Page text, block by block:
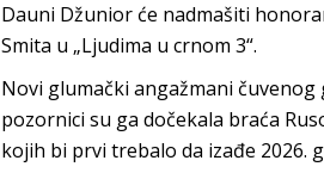
Dauni Džunior će nadmašiti
Smita u „Ljudima u crnom 3“.
Novi glumački angažmani čuvenog
pozornici su ga dočekala braća
kojih bi prvi trebalo da izađe 2026.